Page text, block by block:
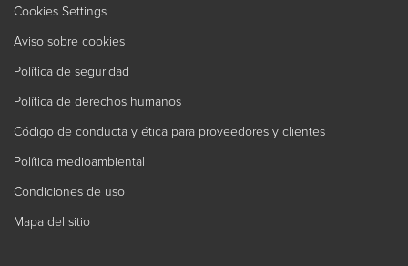
Cookies Settings
Aviso sobre cookies
Política de seguridad
Política de derechos humanos
Código de conducta y ética para proveedores y clientes
Política medioambiental
Condiciones de uso
Mapa del sitio